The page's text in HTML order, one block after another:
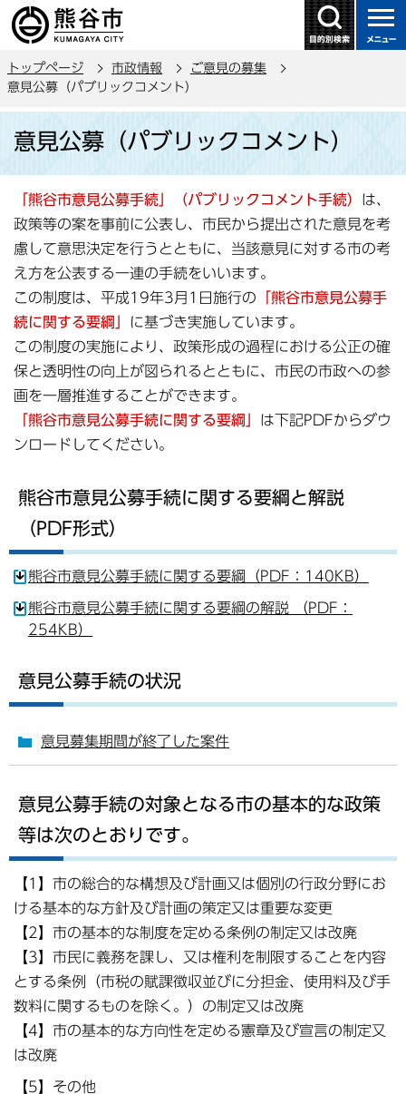
の
ー
トップページ 市政情報
ご意見の募集
意見公募（パブリックコメント）
意見公募（パブリックコメント）
「熊谷市意見公募手続」（パブリックコメント手続） は、
政策等の案を事前に公表し、市民から提出された意見を考
慮して意思決定を行うとともに、当該意見に対する市の考
え方を公表する一連の手続をいいます。
この制度は、平成19年3月1日施行の 「熊谷市意見公募手
続に関する要綱」
に基づき実施しています。
この制度の実施により、政策形成の過程における公正の確
保と透明性の向上が図られるとともに、市民の市政への参
画を一層推進することができます。
「熊谷市意見公募手続に関する要綱」 は下記PDFからダウ
ンロードしてください。
熊谷市意見公募手続に関する要綱と解説
（PDF形式）
熊谷市意見公募手続に関する要綱（PDF：140KB）
熊谷市意見公募手続に関する要綱の解説 （PDF：
254KB）
意見公募手続の状況
意見募集期間が終了した案件
意見公募手続の対象となる市の基本的な政策
等は次のとおりです。
【1】市の総合的な構想及び計画又は個別の行政分野にお
ける基本的な方針及び計画の策定又は重要な変更
【2】市の基本的な制度を定める条例の制定又は改廃
【3】市民に義務を課し、又は権利を制限することを内容
とする条例（市税の賦課徴収並びに分担金、使用料及び手
数料に関するものを除く。）の制定又は改廃
【4】市の基本的な方向性を定める憲章及び宣言の制定又
は改廃
【5】その他